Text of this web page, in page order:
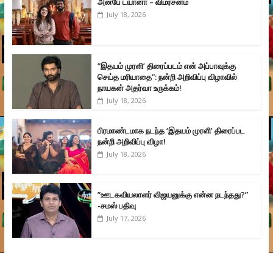
July 18, 2026
”இதயம் முரளி’ திரைப்படம் என் அப்பாவுக்கு
செய்த மரியாதை”: நன்றி அறிவிப்பு விழாவில்
நாயகன் அதர்வா உருக்கம்!
July 18, 2026
பிரமாண்டமாக நடந்த ‘இதயம் முரளி’ திரைப்பட
நன்றி அறிவிப்பு விழா!
July 18, 2026
”ஊடகவியலாளர் விஜயனுக்கு என்ன நடந்தது?”
-சமஸ் பதிவு
July 17, 2026